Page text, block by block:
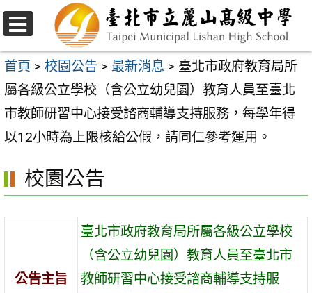
跳
至
主
要
內
容
選
單
首頁 > 校園公告 > 最新消息 > 臺北市政府教育局所
屬各級公立學校（含公立幼兒園）教育人員至臺北
市教師研習中心接受諮商輔導支持服務，每學年得
以12小時為上限核給公假，請同仁參考運用。
校園公告
公告主旨
臺北市政府教育局所屬各級公立學校
（含公立幼兒園）教育人員至臺北市
教師研習中心接受諮商輔導支持服